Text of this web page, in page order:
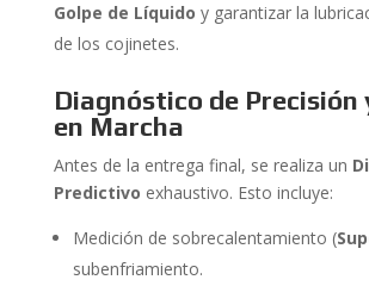
Golpe de Líquido y garantizar la
de los cojinetes.
Diagnóstico de Precisión
en Marcha
Antes de la entrega final, se realiza un
Predictivo exhaustivo. Esto incluye:
Medición de sobrecalentamiento (
subenfriamiento.